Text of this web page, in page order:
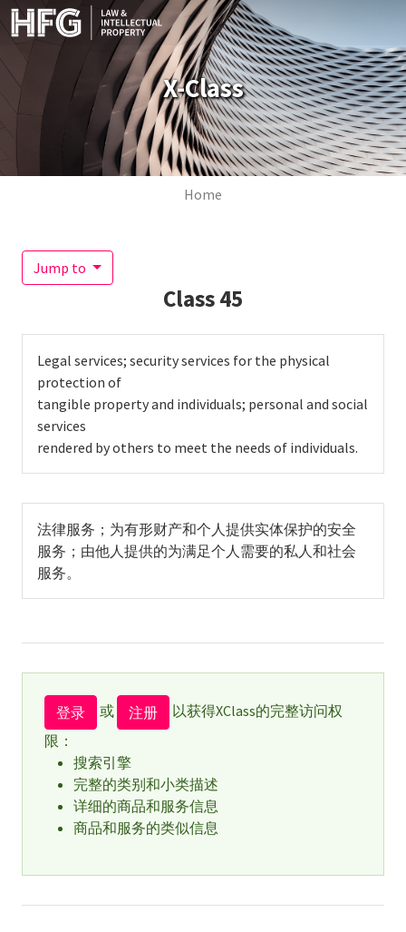
Skip to main content
X-Class
Breadcrumb
Home
Jump to
Class45
Legal services; security services for the physical
protection of
tangible property and individuals; personal and social
services
rendered by others to meet the needs of individuals.
法律服务；为有形财产和个人提供实体保护的安全
服务；由他人提供的为满足个人需要的私人和社会
服务。
登录 或 注册
以获得XClass的完整访问权
限：
搜索引擎
完整的类别和小类描述
详细的商品和服务信息
商品和服务的类似信息